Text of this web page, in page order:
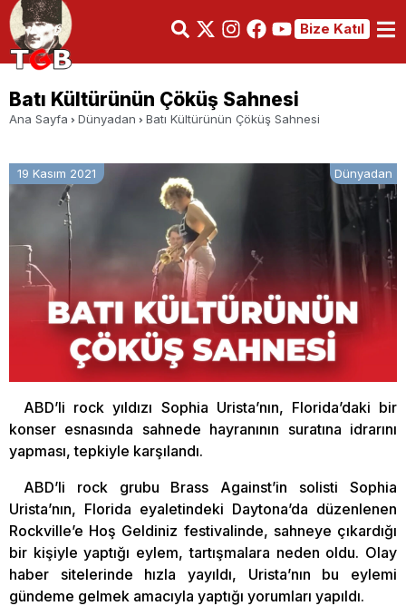
Bize Katıl
Batı Kültürünün Çöküş Sahnesi
Ana Sayfa Dünyadan Batı Kültürünün Çöküş Sahnesi
19 Kasım 2021 Dünyadan
ABD’li rock yıldızı Sophia Urista’nın, Florida’daki bir
konser esnasında sahnede hayranının suratına idrarını
yapması, tepkiyle karşılandı.
ABD’li rock grubu Brass Against’in solisti Sophia
Urista’nın, Florida eyaletindeki Daytona’da düzenlenen
Rockville’e Hoş Geldiniz festivalinde, sahneye çıkardığı
bir kişiyle yaptığı eylem, tartışmalara neden oldu. Olay
haber sitelerinde hızla yayıldı, Urista’nın bu eylemi
gündeme gelmek amacıyla yaptığı yorumları yapıldı.